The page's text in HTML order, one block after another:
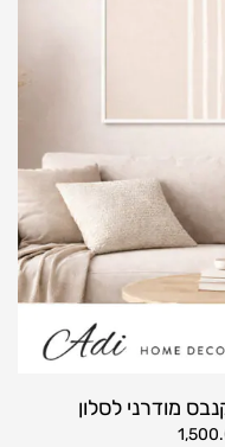
מודרני לסלון